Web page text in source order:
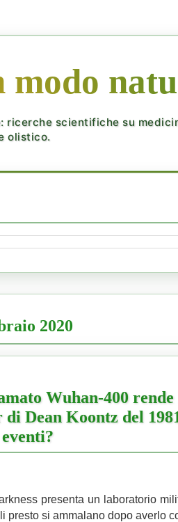
modo
ricerche scientifiche su
olistico.
2020
Wuhan-400
Dean Koontz del
presenta un laboratorio
presto si ammalano dopo averlo